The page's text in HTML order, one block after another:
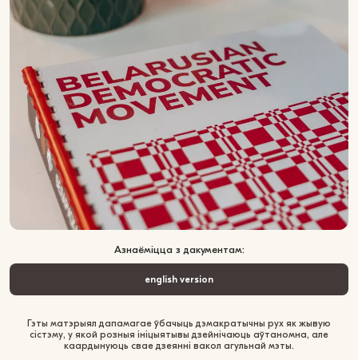
Азнаёміцца з дакументам:
english version
Гэты матэрыял дапамагае ўбачыць дэмакратычны рух як жывую
сістэму, у якой розныя ініцыятывы дзейнічаюць аўтаномна, але
каардынуюць свае дзеянні вакол агульнай мэты.